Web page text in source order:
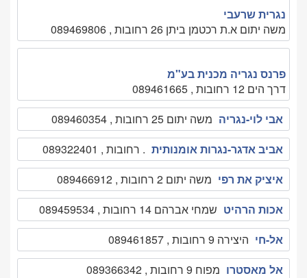
נגרית שרעבי
משה יתום א.ת רכטמן ביתן 26 רחובות , 089469806
פרנס נגריה מכנית בע"מ
דרך הים 12 רחובות , 089461665
אבי לוי-נגריה משה יתום 25 רחובות , 089460354
אביב אדגר-נגרות אומנותית . רחובות , 089322401
איציק את רפי משה יתום 2 רחובות , 089466912
אכות הרהיט שמחי אברהם 14 רחובות , 089459534
אל-חי היצירה 9 רחובות , 089461857
אל מאסטרו מפוח 9 רחובות , 089366342